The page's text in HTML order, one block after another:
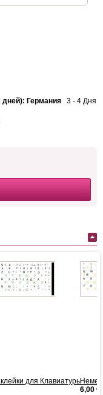
дней): Германия 3 - 4 Дня
для Клавиатуры
6,00 €